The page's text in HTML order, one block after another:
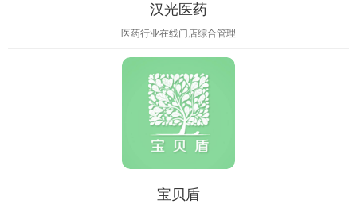
汉光医药
医药行业在线门店综合管理
宝贝盾